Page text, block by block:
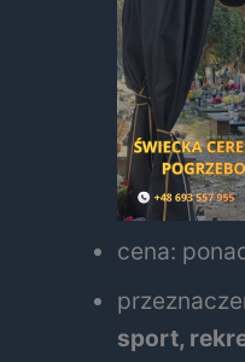
cena:
sport,